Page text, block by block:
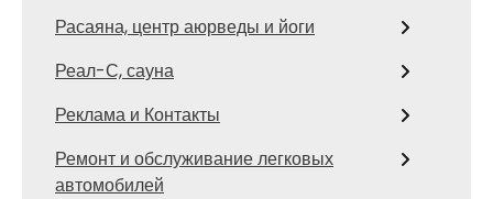
Расаяна, центр аюрведы и йоги
Реал-С, сауна
Реклама и Контакты
Ремонт и обслуживание легковых
автомобилей